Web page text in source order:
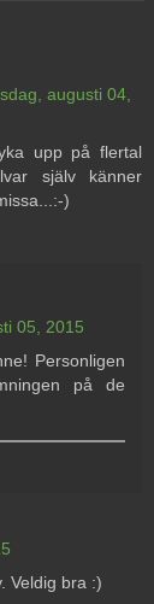
augusti 04,
upp på flertal
själv känner
)
05, 2015
Personligen
på de
Veldig bra :)